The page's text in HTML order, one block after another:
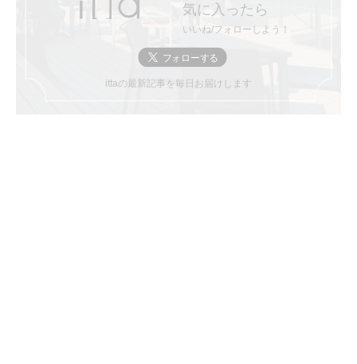
気に入ったら
いいね/フォローしよう！
ittaの最新記事を毎日お届けします